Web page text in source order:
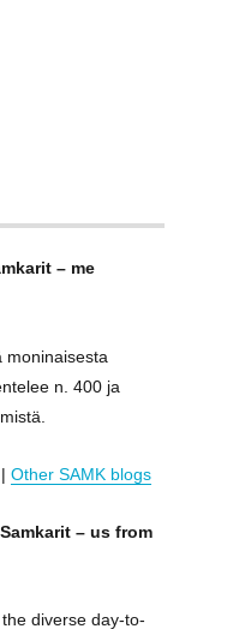
– me
moninaisesta
n. 400 ja
| Other SAMK blogs
– us from
diverse day-to-